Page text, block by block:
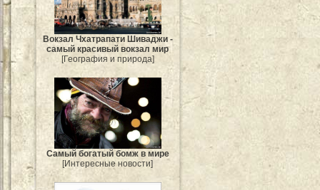
Вокзал Чхатрапати Шиваджи -
самый красивый вокзал мир
[География и природа]
Самый богатый бомж в мире
[Интересные новости]